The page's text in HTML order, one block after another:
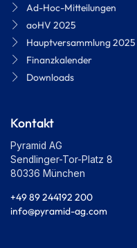
Ad-Hoc-Mitteilungen
aoHV 2025
Hauptversammlung 2025
Finanzkalender
Downloads
Kontakt
Pyramid AG
Sendlinger-Tor-Platz 8
80336 München
+49 89 244192 200
info@pyramid-ag.com